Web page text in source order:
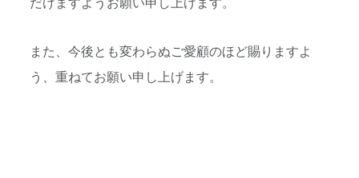
だけますようお願い申し上げます。
また、今後とも変わらぬご愛顧のほど賜りますよ
う、重ねてお願い申し上げます。